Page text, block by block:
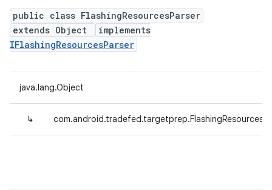
public class FlashingResourcesParser
extends Object
implements
IFlashingResourcesParser
java.lang.Object
↳